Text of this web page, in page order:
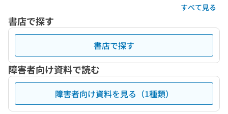
すべて見る
書店で探す
書店で探す
障害者向け資料で読む
障害者向け資料を見る（1種類）